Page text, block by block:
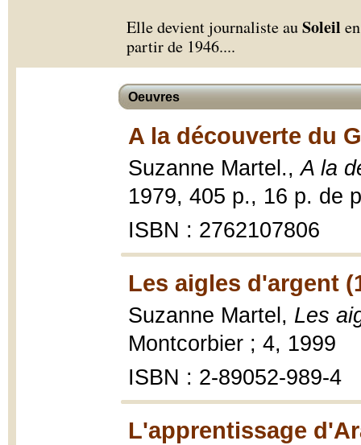
Elle devient journaliste auSoleil
partir de 1946....
Oeuvres
A la découverte du
Suzanne Martel.,A la
1979, 405 p., 16 p. de
ISBN : 2762107806
Les aigles d'argent
Suzanne Martel, Les
Montcorbier ; 4, 1999
ISBN : 2-89052-989-4
L'apprentissage